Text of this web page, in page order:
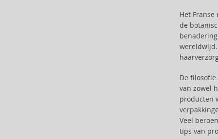
Het Franse
de
De filosofie
van zowel
producten
Veel
tips van